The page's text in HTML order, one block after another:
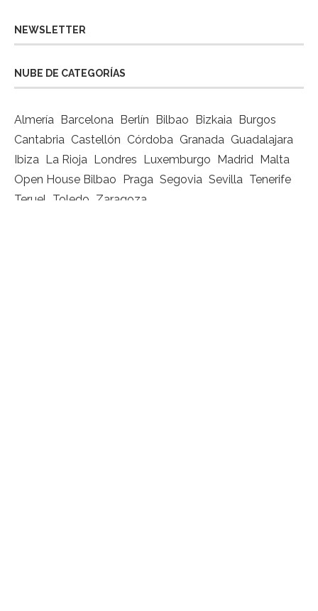
NEWSLETTER
NUBE DE CATEGORÍAS
Almería Barcelona Berlín Bilbao Bizkaia
Burgos
Cantabria Castellón Córdoba Granada Guadalajara
Ibiza
La Rioja Londres Luxemburgo Madrid
Malta
Open House Bilbao
Praga Segovia Sevilla Tenerife
Teruel
Toledo Zaragoza